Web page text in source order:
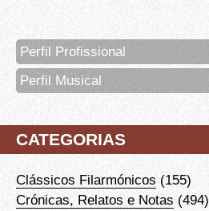
Perfil Profissional
Perfil Musical
CATEGORIAS
Clássicos Filarmónicos (155)
Crónicas, Relatos e Notas (494)